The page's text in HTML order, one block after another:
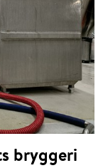
bryggeri